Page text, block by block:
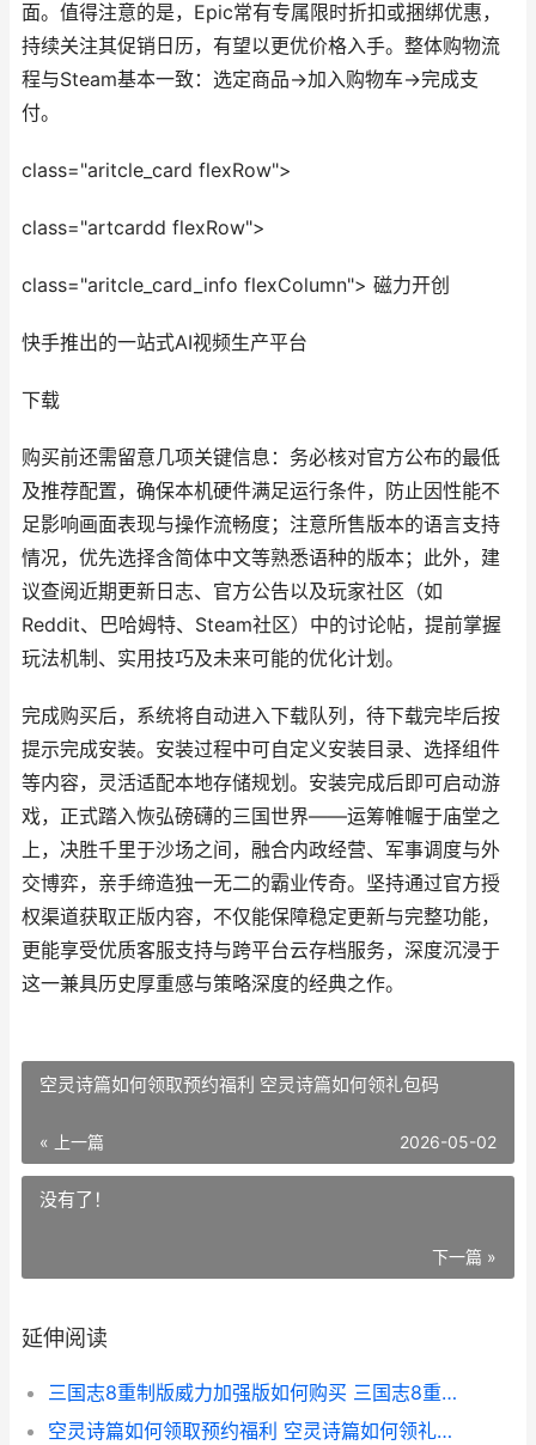
面。值得注意的是，Epic常有专属限时折扣或捆绑优惠，
持续关注其促销日历，有望以更优价格入手。整体购物流
程与Steam基本一致：选定商品→加入购物车→完成支
付。
class="aritcle_card flexRow">
class="artcardd flexRow">
class="aritcle_card_info flexColumn"> 磁力开创
快手推出的一站式AI视频生产平台
下载
购买前还需留意几项关键信息：务必核对官方公布的最低
及推荐配置，确保本机硬件满足运行条件，防止因性能不
足影响画面表现与操作流畅度；注意所售版本的语言支持
情况，优先选择含简体中文等熟悉语种的版本；此外，建
议查阅近期更新日志、官方公告以及玩家社区（如
Reddit、巴哈姆特、Steam社区）中的讨论帖，提前掌握
玩法机制、实用技巧及未来可能的优化计划。
完成购买后，系统将自动进入下载队列，待下载完毕后按
提示完成安装。安装过程中可自定义安装目录、选择组件
等内容，灵活适配本地存储规划。安装完成后即可启动游
戏，正式踏入恢弘磅礴的三国世界——运筹帷幄于庙堂之
上，决胜千里于沙场之间，融合内政经营、军事调度与外
交博弈，亲手缔造独一无二的霸业传奇。坚持通过官方授
权渠道获取正版内容，不仅能保障稳定更新与完整功能，
更能享受优质客服支持与跨平台云存档服务，深度沉浸于
这一兼具历史厚重感与策略深度的经典之作。
空灵诗篇如何领取预约福利 空灵诗篇如何领礼包码
« 上一篇 2026-05-02
没有了！
下一篇 »
延伸阅读
三国志8重制版威力加强版如何购买 三国志8重制版手机版
空灵诗篇如何领取预约福利 空灵诗篇如何领礼包码